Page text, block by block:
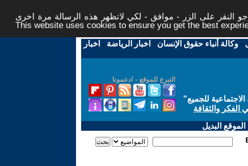
النقر على الزر - موافق - لكي لاتظهر هذه الرسالة مرة اخرى -
This website uses cookies to ensure you get the best
-وكالة أنباء حقوق الإنسان - اخبار الرياضة - اخبار
التبرع للموقع - ادعمونا
للجميع"
الفكر والثقافة
البديل